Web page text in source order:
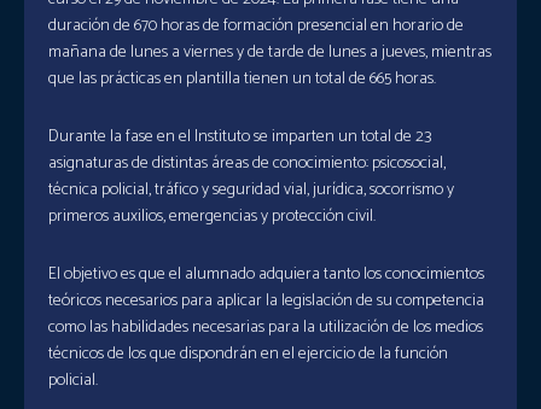
duración de 670 horas de formación presencial en horario de
mañana de lunes a viernes y de tarde de lunes a jueves, mientras
que las prácticas en plantilla tienen un total de 665 horas.
Durante la fase en el Instituto se imparten un total de 23
asignaturas de distintas áreas de conocimiento: psicosocial,
técnica policial, tráfico y seguridad vial, jurídica, socorrismo y
primeros auxilios, emergencias y protección civil.
El objetivo es que el alumnado adquiera tanto los conocimientos
teóricos necesarios para aplicar la legislación de su competencia
como las habilidades necesarias para la utilización de los medios
técnicos de los que dispondrán en el ejercicio de la función
policial.